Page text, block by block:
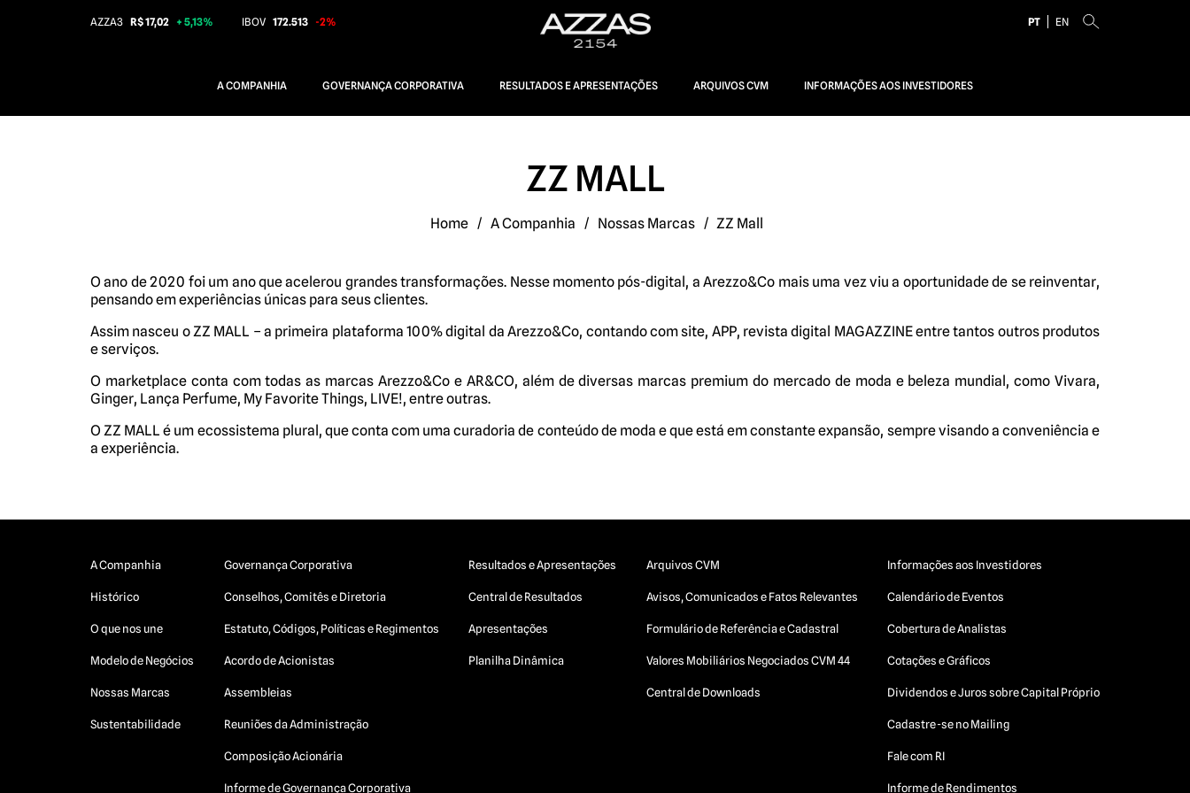
AZZA3 R$ 17,02 + 5,13% IBOV 172.513 -2% PT EN
A COMPANHIA GOVERNANÇA CORPORATIVA RESULTADOS E APRESENTAÇÕES ARQUIVOS CVM INFORMAÇÕES AOS INVESTIDORES
ZZ MALL
Home / A Companhia / Nossas Marcas / ZZ Mall
O ano de 2020 foi um ano que acelerou grandes transformações. Nesse momento pós-digital, a Arezzo&Co mais uma vez viu a oportunidade de se reinventar,
pensando em experiências únicas para seus clientes.
Assim nasceu o ZZ MALL – a primeira plataforma 100% digital da Arezzo&Co, contando com site, APP, revista digital MAGAZZINE entre tantos outros produtos
e serviços.
O marketplace conta com todas as marcas Arezzo&Co e AR&CO, além de diversas marcas premium do mercado de moda e beleza mundial, como Vivara,
Ginger, Lança Perfume, My Favorite Things, LIVE!, entre outras.
O ZZ MALL é um ecossistema plural, que conta com uma curadoria de conteúdo de moda e que está em constante expansão, sempre visando a conveniência e
a experiência.
A Companhia
Histórico
O que nos une
Modelo de Negócios
Nossas Marcas
Sustentabilidade
Governança Corporativa
Conselhos, Comitês e Diretoria
Estatuto, Códigos, Políticas e Regimentos
Acordo de Acionistas
Assembleias
Reuniões da Administração
Composição Acionária
Informe de Governança Corporativa
Resultados e Apresentações
Central de Resultados
Apresentações
Planilha Dinâmica
Arquivos CVM
Avisos, Comunicados e Fatos Relevantes
Formulário de Referência e Cadastral
Valores Mobiliários Negociados CVM 44
Central de Downloads
Informações aos Investidores
Calendário de Eventos
Cobertura de Analistas
Cotações e Gráficos
Dividendos e Juros sobre Capital Próprio
Cadastre-se no Mailing
Fale com RI
Informe de Rendimentos